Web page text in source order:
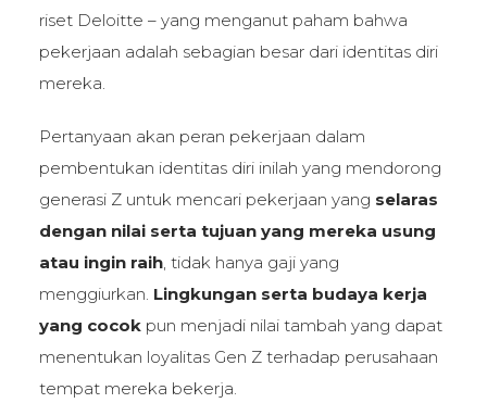
riset Deloitte – yang menganut paham bahwa
pekerjaan adalah sebagian besar dari identitas diri
mereka.
Pertanyaan akan peran pekerjaan dalam
pembentukan identitas diri inilah yang mendorong
generasi Z untuk mencari pekerjaan yang selaras
dengan nilai serta tujuan yang mereka usung
atau ingin raih, tidak hanya gaji yang
menggiurkan. Lingkungan serta budaya kerja
yang cocokpun menjadi nilai tambah yang dapat
menentukan loyalitas Gen Z terhadap perusahaan
tempat mereka bekerja.